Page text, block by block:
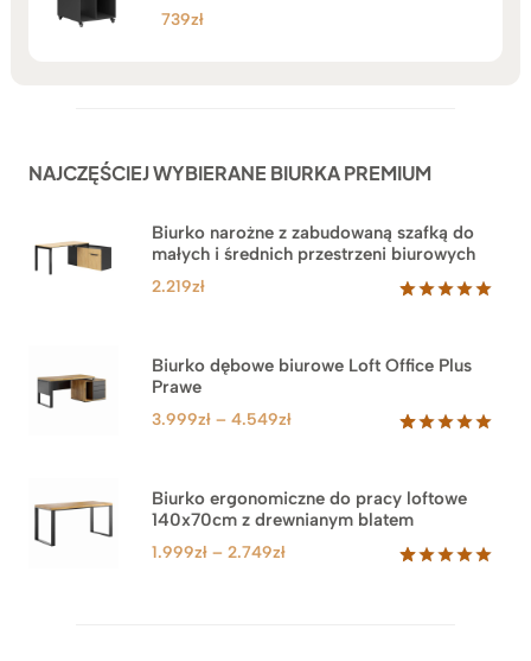
739zł
NAJCZĘŚCIEJ WYBIERANE BIURKA PREMIUM
Biurko narożne z zabudowaną szafką do
małych i średnich przestrzeni biurowych
na
podstawie
klienta
2.219zł
Biurko dębowe biurowe Loft Office Plus
Prawe
na
podstawie
ocen
klientów
3.999zł – 4.549złZakres
3.999zł
do
Biurko ergonomiczne do pracy loftowe
140x70cm z drewnianym blatem
1.999zł – 2.749złZakres